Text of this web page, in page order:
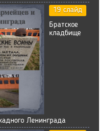
19 слайд
Братское
кладбище
Ленинграда